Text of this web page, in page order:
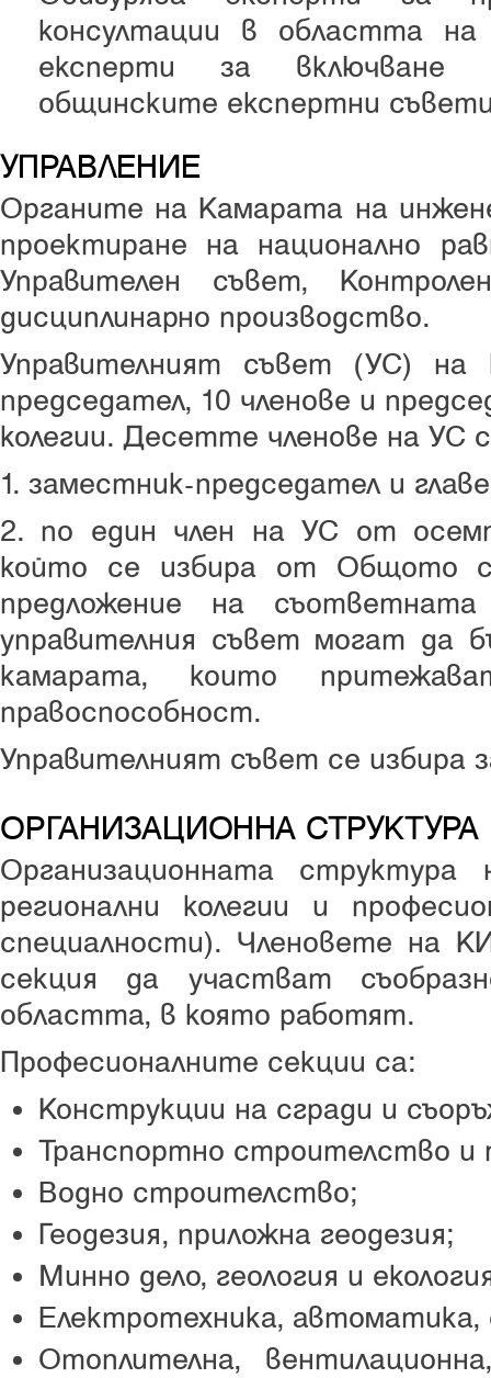
консултации в областта
експерти за включване
общинските експертни
УПРАВЛЕНИЕ
Органите на Камарата на
проектиране на национално
Управителен съвет,
дисциплинарно производство.
Управителният съвет (УС)
председател, 10 членове и
колегии. Десетте членове на УС
1. заместник-председател и
2. по един член на УС от
който се избира от Общото
предложение на
управителния съвет могат да
камарата, които
правоспособност.
Управителният съвет се избира
ОРГАНИЗАЦИОННА СТРУКТУРА
Организационната
регионални колегии и
специалности). Членовете на
секция да участват
областта, в която работят.
Професионалните секции са:
Конструкции на сгради и
Транспортно строителство и
Водно строителство;
Геодезия, приложна геодезия;
Минно дело, геология и
Електротехника,
Отоплителна,